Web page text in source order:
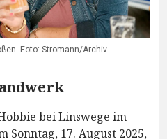
Foto: Stromann/Archiv
bei Linswege im
Sonntag, 17. August 2025,